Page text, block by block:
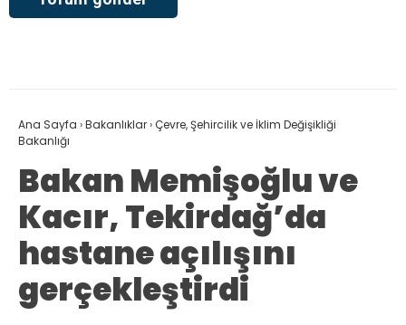
Ana Sayfa ›Bakanlıklar›Çevre, Şehircilik ve İklim Değişikliği
Bakanlığı
Bakan Memişoğlu ve
Kacır, Tekirdağ’da
hastane açılışını
gerçekleştirdi